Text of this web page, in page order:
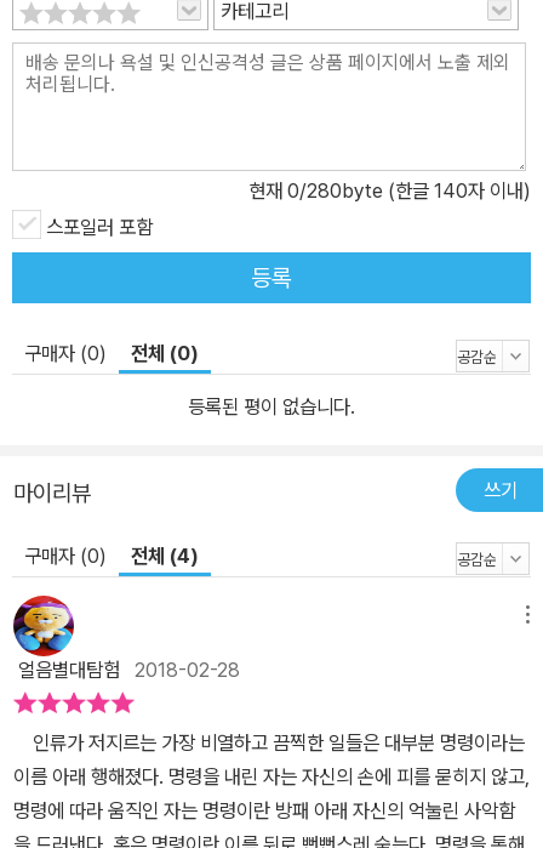
지, 묵직하면서도 천진한 청소년의 심정들이 담겨 있다. 이 책에 등장
하는 화자들은 저마다 무언가를 떨어뜨린다. 자신의 몸을 허공에 던
지거나 마음에 품고 있던 무언가를 떨어뜨린다. 청소년은 늘 ‘그들’에
혜 작가의 감성적이며 강인한 문체를 통해 독자에게 죽음과 삶의 충
격을 고스란히 전하는 동시에, 그러한 절망 속에서도 살아갈 수 있다
는 믿음을 전해 준다.
카테고리
현재 0/280byte (한글 140자 이내)
스포일러 포함
등록
구매자 (0) 전체 (0)
등록된 평이 없습니다.
마이리뷰 쓰기
구매자 (0) 전체 (4)
얼음별대탐험 2018-02-28
이름 아래 행해졌다. 명령을 내린 자는 자신의 손에 피를 묻히지 않고,
명령에 따라 움직인 자는 명령이란 방패 아래 자신의 억눌린 사악함